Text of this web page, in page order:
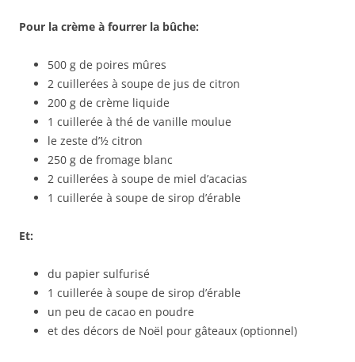
Pour la crème à fourrer la bûche:
500 g de poires mûres
2 cuillerées à soupe de jus de citron
200 g de crème liquide
1 cuillerée à thé de vanille moulue
le zeste d’½ citron
250 g de fromage blanc
2 cuillerées à soupe de miel d’acacias
1 cuillerée à soupe de sirop d’érable
Et:
du papier sulfurisé
1 cuillerée à soupe de sirop d’érable
un peu de cacao en poudre
et des décors de Noël pour gâteaux (optionnel)